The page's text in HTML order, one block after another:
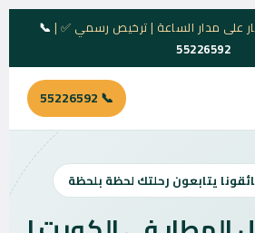
على مدار الساعة | ترخيص رسمي ✅ | 📞
55226592
📞 55226592
يتابعون رحلتك لحظة بلحظة